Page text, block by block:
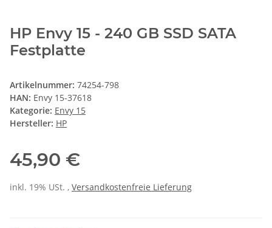
HP Envy 15 - 240 GB SSD SATA
Festplatte
Artikelnummer: 74254-798
HAN: Envy 15-37618
Kategorie: Envy 15
Hersteller: HP
45,90 €
inkl. 19% USt. , Versandkostenfreie Lieferung